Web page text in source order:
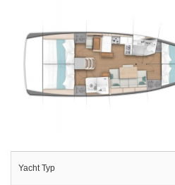
Yacht Typ